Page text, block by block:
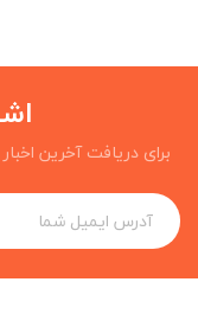
برای دریافت آخرین